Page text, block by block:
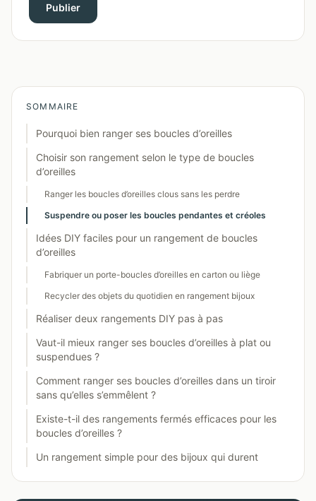
Publier
SOMMAIRE
Pourquoi bien ranger ses boucles d’oreilles
Choisir son rangement selon le type de boucles
d’oreilles
Ranger les boucles d’oreilles clous sans les perdre
Suspendre ou poser les boucles pendantes et créoles
Idées DIY faciles pour un rangement de boucles
d’oreilles
Fabriquer un porte-boucles d’oreilles en carton ou liège
Recycler des objets du quotidien en rangement bijoux
Réaliser deux rangements DIY pas à pas
Vaut-il mieux ranger ses boucles d’oreilles à plat ou
suspendues ?
Comment ranger ses boucles d’oreilles dans un tiroir
sans qu’elles s’emmêlent ?
Existe-t-il des rangements fermés efficaces pour les
boucles d’oreilles ?
Un rangement simple pour des bijoux qui durent